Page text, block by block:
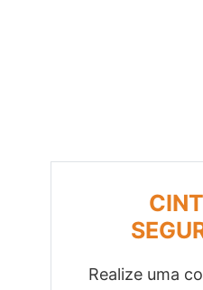
Realize uma